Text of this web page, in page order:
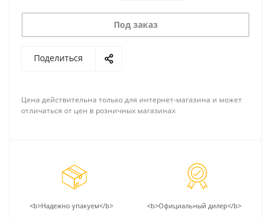
Под заказ
Поделиться
Цена действительна только для интернет-магазина и может
отличаться от цен в розничных магазинах
<b>Надежно упакуем</b> <b>Официальный дилер</b>